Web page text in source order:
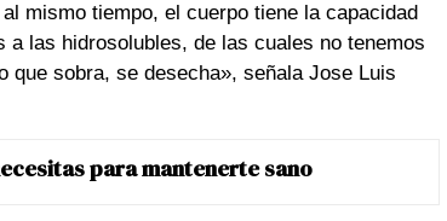
mismo tiempo, el cuerpo tiene la capacidad
las hidrosolubles, de las cuales no tenemos
sobra, se desecha», señala Jose Luis
para mantenerte sano